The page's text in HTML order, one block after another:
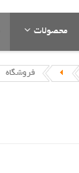
محصولات
فروشگاه